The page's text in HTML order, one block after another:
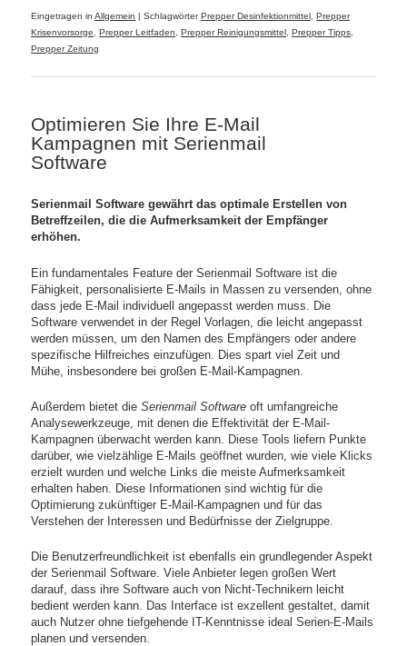
Eingetragen in Allgemein |Schlagwörter Prepper Desinfektionmittel ,Prepper
Krisenvorsorge ,Prepper Leitfaden ,Prepper Reinigungsmittel ,Prepper Tipps
Prepper Zeitung
Optimieren Sie Ihre E-Mail
Kampagnen mit Serienmail
Software
Serienmail Software gewährt das optimale Erstellen von
Betreffzeilen, die die Aufmerksamkeit der Empfänger
erhöhen.
Ein fundamentales Feature der Serienmail Software ist die
Fähigkeit, personalisierte E-Mails in Massen zu versenden, ohne
dass jede E-Mail individuell angepasst werden muss. Die
Software verwendet in der Regel Vorlagen, die leicht angepasst
werden müssen, um den Namen des Empfängers oder andere
spezifische Hilfreiches einzufügen. Dies spart viel Zeit und
Mühe, insbesondere bei großen E-Mail-Kampagnen.
Außerdem bietet dieSerienmail Software oft umfangreiche
Analysewerkzeuge, mit denen die Effektivität der E-Mail-
Kampagnen überwacht werden kann. Diese Tools liefern Punkte
darüber, wie vielzählige E-Mails geöffnet wurden, wie viele Klicks
erzielt wurden und welche Links die meiste Aufmerksamkeit
erhalten haben. Diese Informationen sind wichtig für die
Optimierung zukünftiger E-Mail-Kampagnen und für das
Verstehen der Interessen und Bedürfnisse der Zielgruppe.
Die Benutzerfreundlichkeit ist ebenfalls ein grundlegender Aspekt
der Serienmail Software. Viele Anbieter legen großen Wert
darauf, dass ihre Software auch von Nicht-Technikern leicht
bedient werden kann. Das Interface ist exzellent gestaltet, damit
auch Nutzer ohne tiefgehende IT-Kenntnisse ideal Serien-E-Mails
planen und versenden.